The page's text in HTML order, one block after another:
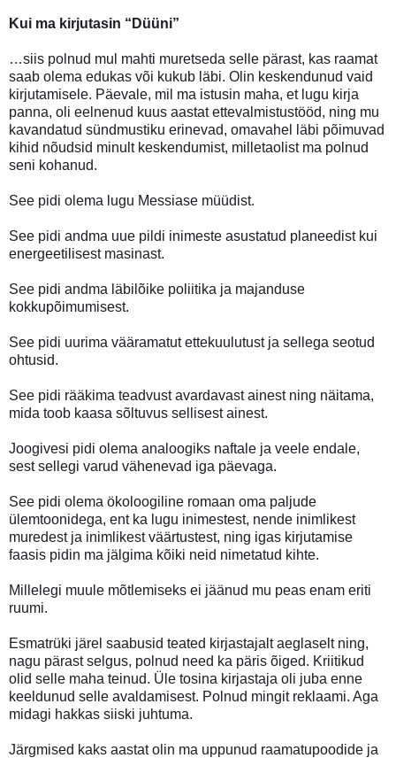
Kui ma kirjutasin “Düüni”
…siis polnud mul mahti muretseda selle pärast, kas raamat
saab olema edukas või kukub läbi. Olin keskendunud vaid
kirjutamisele. Päevale, mil ma istusin maha, et lugu kirja
panna, oli eelnenud kuus aastat ettevalmistustööd, ning mu
kavandatud sündmustiku erinevad, omavahel läbi põimuvad
kihid nõudsid minult keskendumist, milletaolist ma polnud
seni kohanud.
See pidi olema lugu Messiase müüdist.
See pidi andma uue pildi inimeste asustatud planeedist kui
energeetilisest masinast.
See pidi andma läbilõike poliitika ja majanduse
kokkupõimumisest.
See pidi uurima vääramatut ettekuulutust ja sellega seotud
ohtusid.
See pidi rääkima teadvust avardavast ainest ning näitama,
mida toob kaasa sõltuvus sellisest ainest.
Joogivesi pidi olema analoogiks naftale ja veele endale,
sest sellegi varud vähenevad iga päevaga.
See pidi olema ökoloogiline romaan oma paljude
ülemtoonidega, ent ka lugu inimestest, nende inimlikest
muredest ja inimlikest väärtustest, ning igas kirjutamise
faasis pidin ma jälgima kõiki neid nimetatud kihte.
Millelegi muule mõtlemiseks ei jäänud mu peas enam eriti
ruumi.
Esmatrüki järel saabusid teated kirjastajalt aeglaselt ning,
nagu pärast selgus, polnud need ka päris õiged. Kriitikud
olid selle maha teinud. Üle tosina kirjastaja oli juba enne
keeldunud selle avaldamisest. Polnud mingit reklaami. Aga
midagi hakkas siiski juhtuma.
Järgmised kaks aastat olin ma uppunud raamatupoodide ja